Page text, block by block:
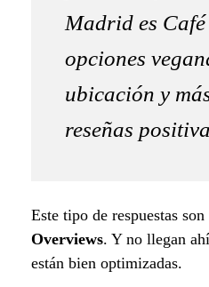
Madrid es Café
opciones
ubicación y
reseñas
Este tipo de respuestas son
Overviews. Y no llegan
están bien optimizadas.